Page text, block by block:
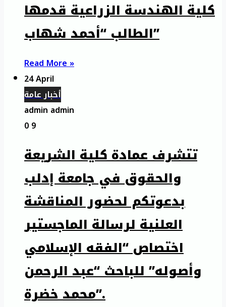
كلية الهندسة الزراعية قدمها
الطالب “أحمد شهاب”
Read More »
24 April
أخبار عامة
admin admin
09
تتشرف عمادة كلية الشريعة
والحقوق في جامعة إدلب
بدعوتكم لحضور المناقشة
العلنية لرسالة الماجستير
اختصاص “الفقه الإسلامي
وأصوله” للباحث “عبد الرحمن
محمد خضرة”.